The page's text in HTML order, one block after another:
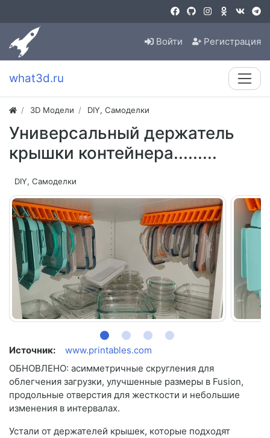
Войти Регистрация
what3d.ru
3D Модели DIY, Самоделки
Универсальный держатель
крышки контейнера.........
DIY, Самоделки
Источник:
www.printables.com
ОБНОВЛЕНО: асимметричные скругления для
облегчения загрузки, улучшенные размеры в Fusion,
продольные отверстия для жесткости и небольшие
изменения в интервалах.
Устали от держателей крышек, которые подходят